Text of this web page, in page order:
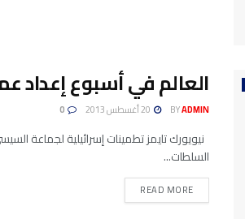
العالم في أسبوع إعداد
BYADMIN
نيويورك تايمز تطمينات إسرائيلية لجماعة
السلطات...
READ MORE